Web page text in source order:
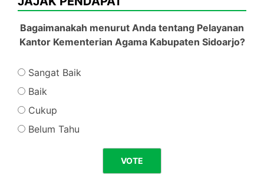
Bagaimanakah menurut Anda tentang Pelayanan
Kantor Kementerian Agama Kabupaten Sidoarjo?
Sangat Baik
Baik
Cukup
Belum Tahu